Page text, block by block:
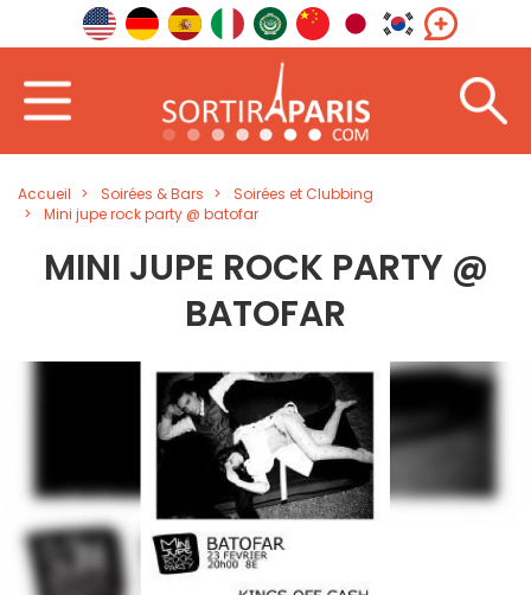
Accueil Soirées & Bars
Soirées et Clubbing
Mini jupe rock party @ batofar
MINI JUPE ROCK PARTY @
BATOFAR